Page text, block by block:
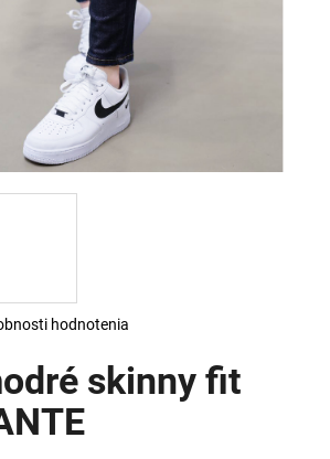
hodnotenia
skinny fit